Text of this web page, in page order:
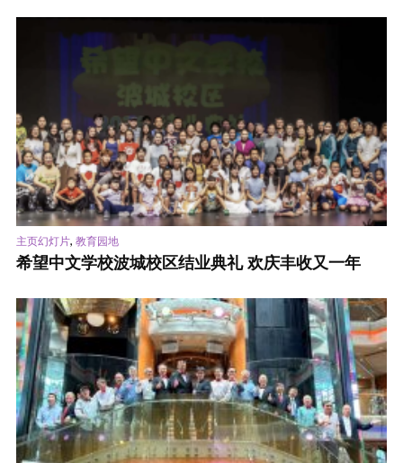
主页幻灯片, 教育园地
希望中文学校波城校区结业典礼 欢庆丰收又一年